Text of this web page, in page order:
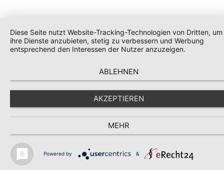
Diese Seite nutzt Website-Tracking-Technologien von Dritten, um
ihre Dienste anzubieten, stetig zu verbessern und Werbung
entsprechend den Interessen der Nutzer anzuzeigen.
ABLEHNEN
AKZEPTIEREN
MEHR
Powered by &